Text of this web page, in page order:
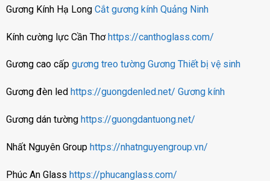
Gương Kính Hạ Long Cắt gương kính Quảng Ninh
Kính cường lực Cần Thơhttps://canthoglass.com/
Gương cao cấp gương treo tường Gương Thiết bị vệ sinh
Gương đèn led https://guongdenled.net/ Gương kính
Gương dán tường https://guongdantuong.net/
Nhất Nguyên Group https://nhatnguyengroup.vn/
Phúc An Glass https://phucanglass.com/